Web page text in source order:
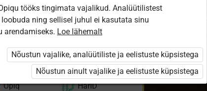
Sisene Opiqusse
Stuudium
Opiq
HarID
tööks tingimata vajalikud. Analüütilistest
ning sellisel juhul ei kasutata sinu
arendamiseks. Loe lähemalt
Nõustun vajalike, analüütiliste ja eelistuste küpsistega
Nõustun ainult vajalike ja eelistuste küpsistega